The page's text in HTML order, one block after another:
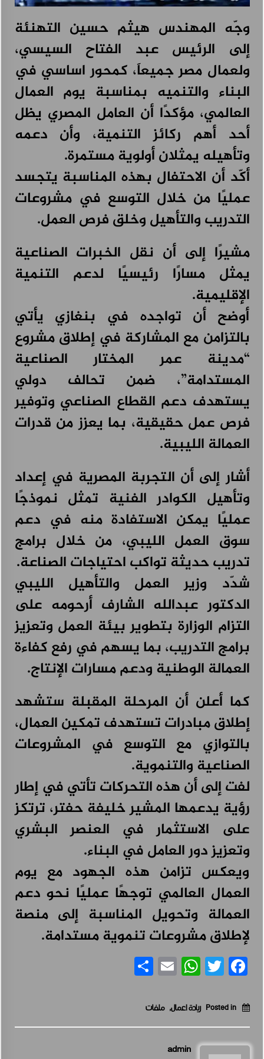
أغسطس 4, 2026
وجّه المهندس هيثم حسين التهنئة
إلى الرئيس عبد الفتاح السيسي،
ولعمال مصر جميعاََ، كمحور اساسي في
البناء والتنميه بمناسبة يوم العمال
العالمي، مؤكدًا أن العامل المصري يظل
أحد أهم ركائز التنمية، وأن دعمه
وتأهيله يمثلان أولوية مستمرة.
أكّد أن الاحتفال بهذه المناسبة يتجسد
عمليًا من خلال التوسع في مشروعات
التدريب والتأهيل وخلق فرص العمل.
مشيرًا إلى أن نقل الخبرات الصناعية
يمثل مسارًا رئيسيًا لدعم التنمية
الإقليمية.
أوضح أن تواجده في بنغازي يأتي
بالتزامن مع المشاركة في إطلاق مشروع
“مدينة عمر المختار الصناعية
المستدامة”، ضمن تحالف دولي
يستهدف دعم القطاع الصناعي وتوفير
فرص عمل حقيقية، بما يعزز من قدرات
العمالة الليبية.
أشار إلى أن التجربة المصرية في إعداد
وتأهيل الكوادر الفنية تمثل نموذجًا
عمليًا يمكن الاستفادة منه في دعم
سوق العمل الليبي، من خلال برامج
تدريب حديثة تواكب احتياجات الصناعة.
شدّد وزير العمل والتأهيل الليبي
الدكتور عبدالله الشارف أرحومه على
التزام الوزارة بتطوير بيئة العمل وتعزيز
برامج التدريب، بما يسهم في رفع كفاءة
العمالة الوطنية ودعم مسارات الإنتاج.
كما أعلن أن المرحلة المقبلة ستشهد
إطلاق مبادرات تستهدف تمكين العمال،
بالتوازي مع التوسع في المشروعات
الصناعية والتنموية.
لفت إلى أن هذه التحركات تأتي في إطار
رؤية يدعمها المشير خليفة حفتر، ترتكز
على الاستثمار في العنصر البشري
وتعزيز دور العامل في البناء.
ويعكس تزامن هذه الجهود مع يوم
العمال العالمي توجهًا عمليًا نحو دعم
العمالة وتحويل المناسبة إلى منصة
لإطلاق مشروعات تنموية مستدامة.
Facebook
Twitter
WhatsApp
Email
Posted in ريادة اعمال, ملفات
admin